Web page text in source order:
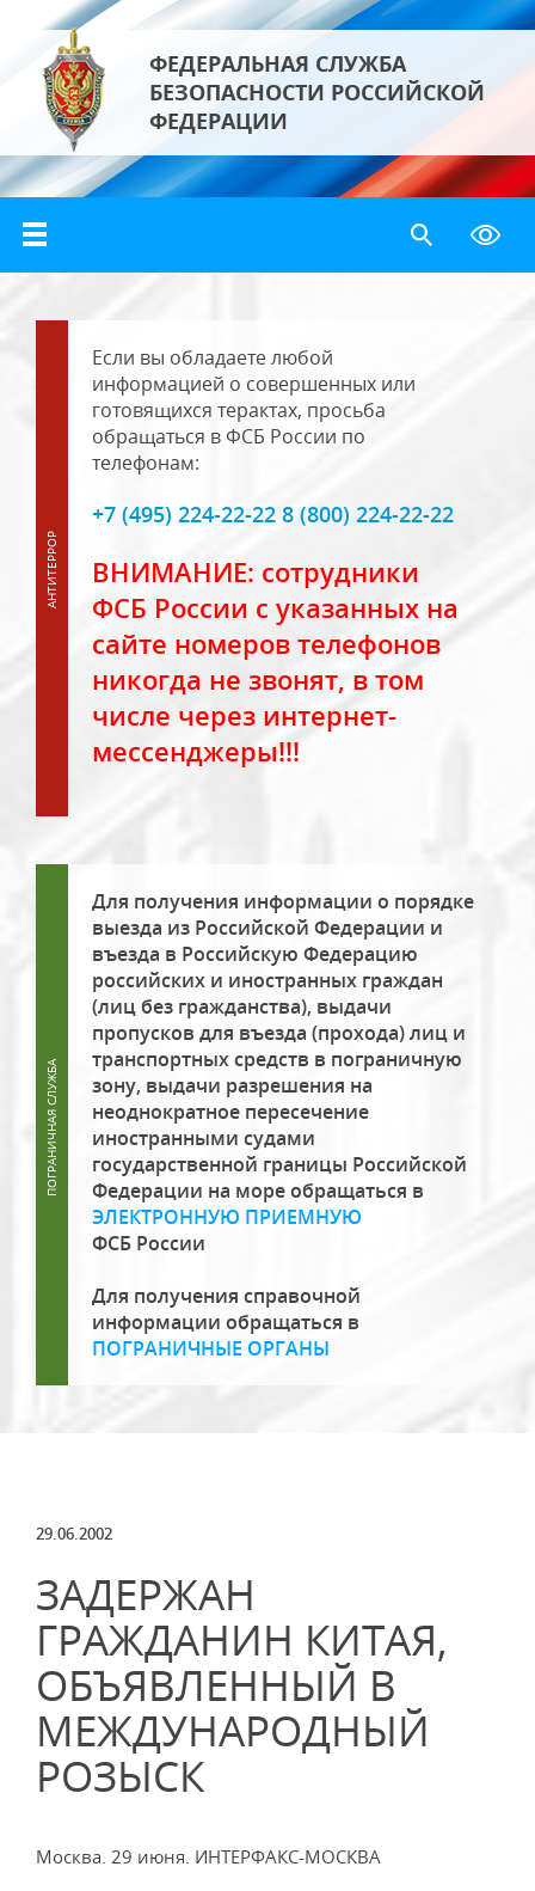
ФЕДЕРАЛЬНАЯ СЛУЖБА
БЕЗОПАСНОСТИ РОССИЙСКОЙ
ФЕДЕРАЦИИ
Если вы обладаете любой
информацией о совершенных или
готовящихся терактах, просьба
обращаться в ФСБ России по
телефонам:
+7 (495) 224-22-22 8 (800) 224-22-22
ВНИМАНИЕ: сотрудники
ФСБ России с указанных на
сайте номеров телефонов
никогда не звонят, в том
числе через интернет-
мессенджеры!!!
Для получения информации о порядке
выезда из Российской Федерации и
въезда в Российскую Федерацию
российских и иностранных граждан
(лиц без гражданства), выдачи
пропусков для въезда (прохода) лиц и
транспортных средств в пограничную
зону, выдачи разрешения на
неоднократное пересечение
иностранными судами
государственной границы Российской
Федерации на море обращаться в
ЭЛЕКТРОННУЮ ПРИЕМНУЮ
ФСБ России
Для получения справочной
информации обращаться в
ПОГРАНИЧНЫЕ ОРГАНЫ
29.06.2002
ЗАДЕРЖАН
ГРАЖДАНИН КИТАЯ,
ОБЪЯВЛЕННЫЙ В
МЕЖДУНАРОДНЫЙ
РОЗЫСК
Москва. 29 июня. ИНТЕРФАКС-МОСКВА